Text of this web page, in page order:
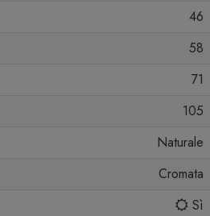
46
58
71
105
Naturale
Cromata
Sì